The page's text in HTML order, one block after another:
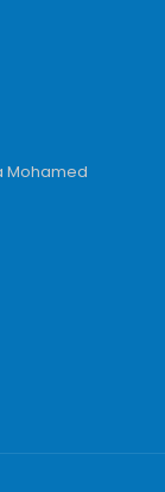
Mohamed